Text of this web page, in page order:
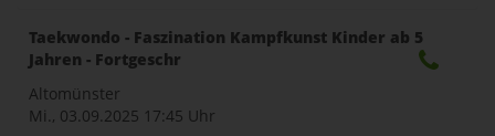
Taekwondo - Faszination Kampfkunst Kinder ab 5
Jahren - Fortgeschr
Altomünster
Mi., 03.09.2025 17:45 Uhr